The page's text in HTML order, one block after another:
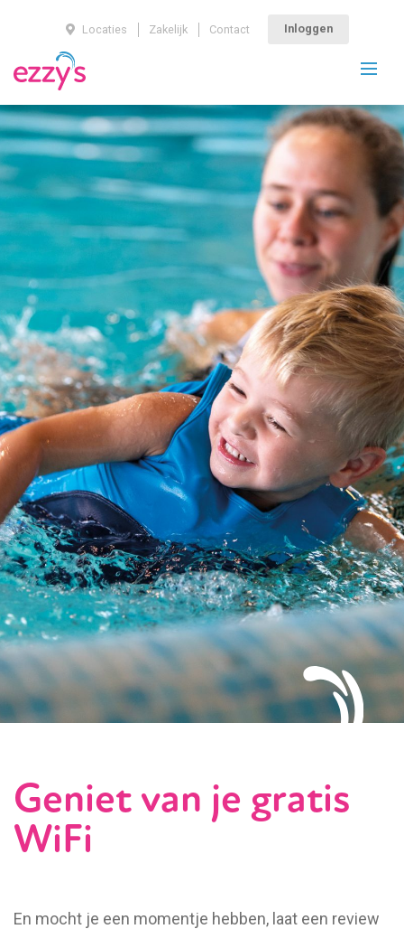
Locaties Zakelijk Contact Inloggen
Geniet van je gratis
WiFi
En mocht je een momentje hebben, laat een review